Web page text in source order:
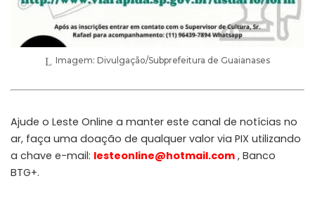
Imagem: Divulgação/Subprefeitura de Guaianases
Ajude o Leste Online a manter este canal de notícias no
ar, faça uma doação de qualquer valor via PIX utilizando
a chave e-mail: lesteonline@hotmail.com , Banco
BTG+.